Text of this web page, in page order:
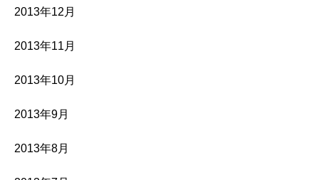
2013年12月
2013年11月
2013年10月
2013年9月
2013年8月